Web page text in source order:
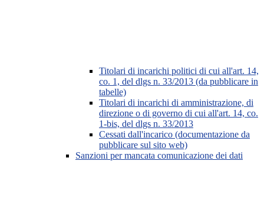
Titolari di incarichi politici di cui all'art. 14,
co. 1, del dlgs n. 33/2013 (da pubblicare in
tabelle)
Titolari di incarichi di amministrazione, di
direzione o di governo di cui all'art. 14, co.
1-bis, del dlgs n. 33/2013
Cessati dall'incarico (documentazione da
pubblicare sul sito web)
Sanzioni per mancata comunicazione dei dati